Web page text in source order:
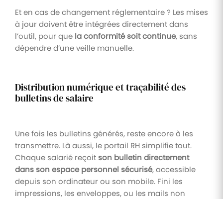
Et en cas de changement réglementaire ? Les mises
à jour doivent être intégrées directement dans
l’outil, pour que la conformité soit continue, sans
dépendre d’une veille manuelle.
Distribution numérique et traçabilité des
bulletins de salaire
Une fois les bulletins générés, reste encore à les
transmettre. Là aussi, le portail RH simplifie tout.
Chaque salarié reçoitson bulletin directement
dans son espace personnel sécurisé, accessible
depuis son ordinateur ou son mobile. Fini les
impressions, les enveloppes, ou les mails non